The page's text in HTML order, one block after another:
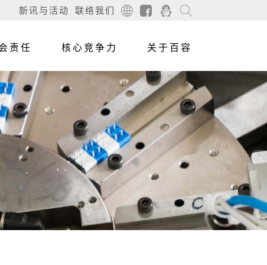
新讯与活动 联络我们
责任 核心竞争力 关于百容